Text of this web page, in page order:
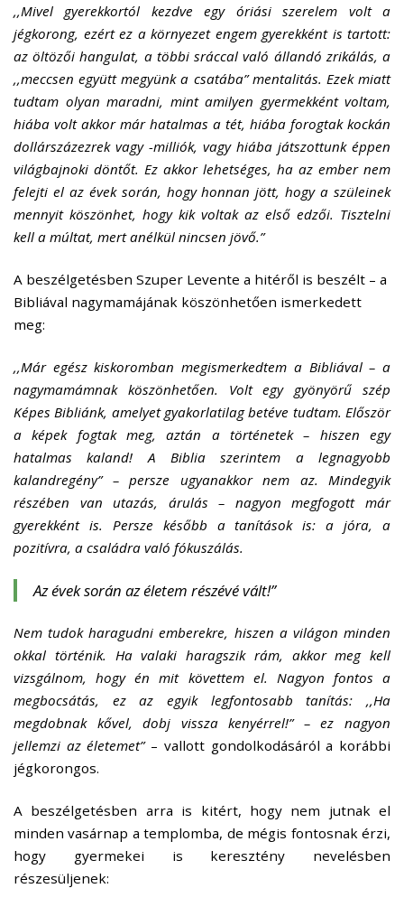
,,Mivel gyerekkortól kezdve egy óriási szerelem volt a
jégkorong, ezért ez a környezet engem gyerekként is tartott:
az öltözői hangulat, a többi sráccal való állandó zrikálás, a
,,meccsen együtt megyünk a csatába” mentalitás. Ezek miatt
tudtam olyan maradni, mint amilyen gyermekként voltam,
hiába volt akkor már hatalmas a tét, hiába forogtak kockán
dollárszázezrek vagy -milliók, vagy hiába játszottunk éppen
világbajnoki döntőt. Ez akkor lehetséges, ha az ember nem
felejti el az évek során, hogy honnan jött, hogy a szüleinek
mennyit köszönhet, hogy kik voltak az első edzői. Tisztelni
kell a múltat, mert anélkül nincsen jövő.”
A beszélgetésben Szuper Levente a hitéről is beszélt – a
Bibliával nagymamájának köszönhetően ismerkedett
meg:
,,Már egész kiskoromban megismerkedtem a Bibliával – a
nagymamámnak köszönhetően. Volt egy gyönyörű szép
Képes Bibliánk, amelyet gyakorlatilag betéve tudtam. Először
a képek fogtak meg, aztán a történetek – hiszen egy
hatalmas kaland! A Biblia szerintem a legnagyobb
kalandregény” – persze ugyanakkor nem az. Mindegyik
részében van utazás, árulás – nagyon megfogott már
gyerekként is. Persze később a tanítások is: a jóra, a
pozitívra, a családra való fókuszálás.
Az évek során az életem részévé vált!”
Nem tudok haragudni emberekre, hiszen a világon minden
okkal történik. Ha valaki haragszik rám, akkor meg kell
vizsgálnom, hogy én mit követtem el. Nagyon fontos a
megbocsátás, ez az egyik legfontosabb tanítás: ,,Ha
megdobnak kővel, dobj vissza kenyérrel!” –ez nagyon
jellemzi az életemet”– vallott gondolkodásáról a korábbi
jégkorongos.
A beszélgetésben arra is kitért, hogy nem jutnak el
minden vasárnap a templomba, de mégis fontosnak érzi,
hogy gyermekei is keresztény nevelésben
részesüljenek: